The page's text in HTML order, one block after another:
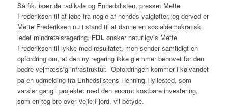
Så fik, især de radikale og Enhedslisten, presset Mette
Frederiksen til at løbe fra nogle af hendes valgløfter, og derved er
Mette Frederiksen nu i stand til at danne en socialdemokratisk
ledet mindretalsregering. FDLønsker naturligvis Mette
Frederiksen til lykke med resultatet, men sender samtidigt en
opfordring om, at den ny regering ikke glemmer behovet for den
bedre vejmæssig infrastruktur. Opfordringen kommer i kølvandet
på en udmelding fra Enhedslistens Henning Hyllested, som
varsler gang i projektet med den enormt kostbare investering,
som en tog bro over Vejle Fjord, vil betyde.